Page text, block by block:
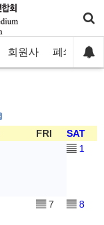
회원사 폐쇄몰
FRI
SAT
▤ 1
▤ 7 ▤ 8